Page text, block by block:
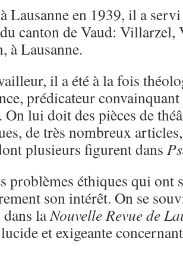
Lausanne en 1939, il a
canton de Vaud:
à Lausanne.
il a été à la fois
prédicateur
lui doit des pièces de
de très nombreux
plusieurs figurent dans
problèmes éthiques qui ont
son intérêt. On se
dans laNouvelle Revue de
lucide et exigeante